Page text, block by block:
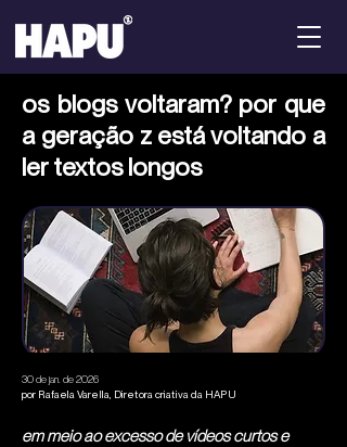
os blogs voltaram? por que
a geração z está voltando a
ler textos longos
30 de jan. de 2026
por Rafaela Varella, Diretora criativa da HAPU
em meio ao excesso de vídeos curtos e